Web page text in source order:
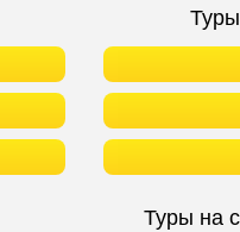
Туры на